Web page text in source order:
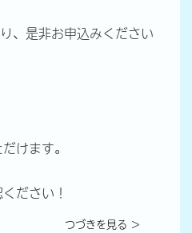
、是非お申込みください
けます。
ださい！
つづきを見る ＞